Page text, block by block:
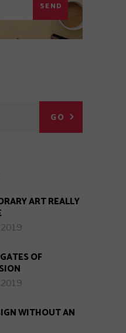
SEND
GO
ART REALLY
2019
OF
2019
WITHOUT AN